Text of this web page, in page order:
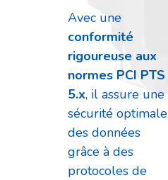
Avec une
conformité
rigoureuse aux
normes PCI PTS
5.x, il assure une
sécurité optimale
des données
grâce à des
protocoles de